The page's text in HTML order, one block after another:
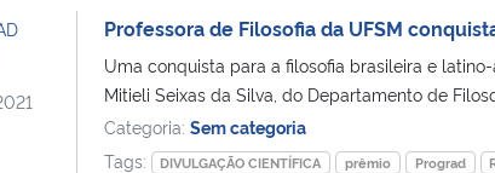
Professora de Filosofia da UFSM
Uma conquista para a filosofia brasileira e
Mitieli Seixas da Silva, do Departamento de
Categoria: Sem categoria
Tags:
DIVULGAÇÃO CIENTÍFICA prêmio Prograd